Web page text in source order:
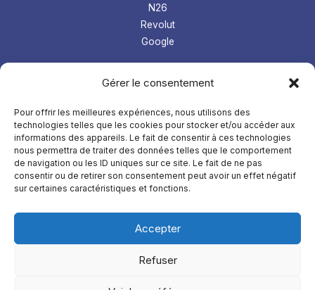
Gérer le consentement
Pour offrir les meilleures expériences, nous utilisons des
technologies telles que les cookies pour stocker et/ou accéder aux
informations des appareils. Le fait de consentir à ces technologies
nous permettra de traiter des données telles que le comportement
de navigation ou les ID uniques sur ce site. Le fait de ne pas
consentir ou de retirer son consentement peut avoir un effet négatif
sur certaines caractéristiques et fonctions.
Accepter
Refuser
N26
Revolut
Google
Gestion microentreprise
LMS
Comptabilité
Àpropos
Mentions légales
Confidentialités